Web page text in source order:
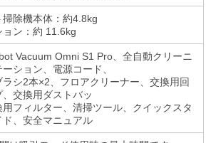
掃除機本体：約4.8kg
ョン：約 11.6kg
Vacuum Omni S1 Pro、全⾃動クリーニ
ション、電源コード、
ラシ2本×2、フロアクリーナー、交換⽤回
交換⽤ダストバッ
⽤フィルター、清掃ツール、クイックスタ
ド、安全マニュアル